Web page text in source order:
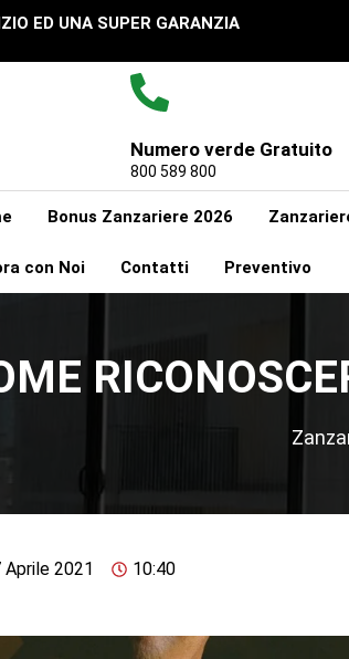
ED UNA SUPER GARANZIA
Numero verde Gratuito
800 589 800
Bonus Zanzariere 2026
con Noi Contatti Preventivo
Aprile 2021 10:40